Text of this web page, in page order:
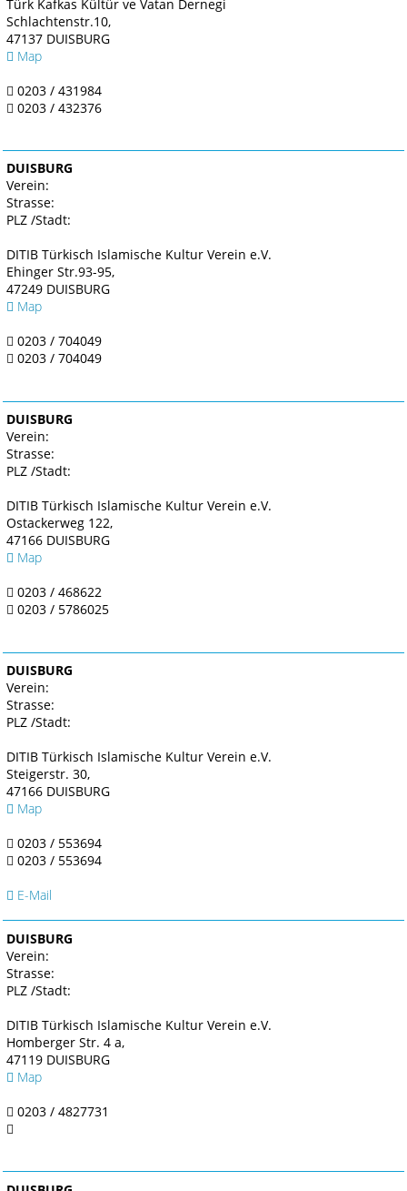
Türk Kafkas Kültür ve Vatan Dernegi
Schlachtenstr.10,
47137 DUISBURG
Map
0203 / 431984
0203 / 432376
DUISBURG
Verein:
Strasse:
PLZ /Stadt:
DITIB Türkisch Islamische Kultur Verein e.V.
Ehinger Str.93-95,
47249 DUISBURG
Map
0203 / 704049
0203 / 704049
DUISBURG
Verein:
Strasse:
PLZ /Stadt:
DITIB Türkisch Islamische Kultur Verein e.V.
Ostackerweg 122,
47166 DUISBURG
Map
0203 / 468622
0203 / 5786025
DUISBURG
Verein:
Strasse:
PLZ /Stadt:
DITIB Türkisch Islamische Kultur Verein e.V.
Steigerstr. 30,
47166 DUISBURG
Map
0203 / 553694
0203 / 553694
E-Mail
DUISBURG
Verein:
Strasse:
PLZ /Stadt:
DITIB Türkisch Islamische Kultur Verein e.V.
Homberger Str. 4 a,
47119 DUISBURG
Map
0203 / 4827731